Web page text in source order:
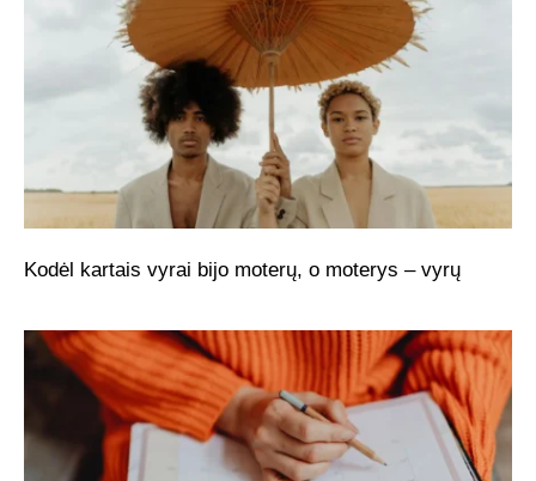
Kodėl kartais vyrai bijo moterų, o moterys – vyrų